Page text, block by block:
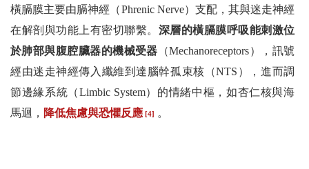
橫膈膜主要由膈神經（Phrenic Nerve）支配，其與迷走神經
在解剖與功能上有密切聯繫。 深層的橫膈膜呼吸能刺激位
於肺部與腹腔臟器的機械受器 （Mechanoreceptors），訊號
經由迷走神經傳入纖維到達腦幹孤束核（NTS），進而調
節邊緣系統（Limbic System）的情緒中樞，如杏仁核與海
馬迴， 降低焦慮與恐懼反應 [4] 。